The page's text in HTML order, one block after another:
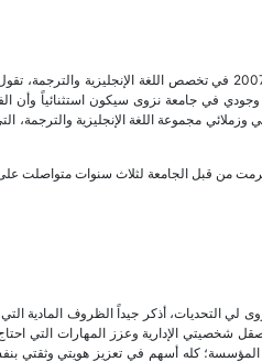
التحقت ليلى بجامعة نزوى في العام الأكاديمي 2006-2007 في
في جامعة نزوى سيكون استثنائياً وأن
وزملائي مجموعة اللغة الإنجليزية
من قبل الجامعة لثلاث سنوات متواصلت على
لي التحديات، أذكر جيداً الظروف المادية
شخصيتي الإدارية وعزز المهارات التي
المؤسسة؛ كله أسهم في تعزيز هويتي